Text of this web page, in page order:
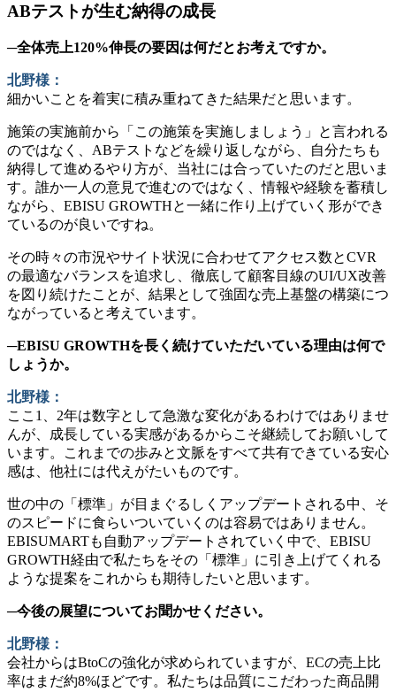
ABテストが生む納得の成長
─全体売上120%伸長の要因は何だとお考えですか。
北野様：
細かいことを着実に積み重ねてきた結果だと思います。
施策の実施前から「この施策を実施しましょう」と言われる
のではなく、ABテストなどを繰り返しながら、自分たちも
納得して進めるやり方が、当社には合っていたのだと思いま
す。誰か一人の意見で進むのではなく、情報や経験を蓄積し
ながら、EBISU GROWTHと一緒に作り上げていく形ができ
ているのが良いですね。
その時々の市況やサイト状況に合わせてアクセス数とCVR
の最適なバランスを追求し、徹底して顧客目線のUI/UX改善
を図り続けたことが、結果として強固な売上基盤の構築につ
ながっていると考えています。
─EBISU GROWTHを長く続けていただいている理由は何で
しょうか。
北野様：
ここ1、2年は数字として急激な変化があるわけではありませ
んが、成長している実感があるからこそ継続してお願いして
います。これまでの歩みと文脈をすべて共有できている安心
感は、他社には代えがたいものです。
世の中の「標準」が目まぐるしくアップデートされる中、そ
のスピードに食らいついていくのは容易ではありません。
EBISUMARTも自動アップデートされていく中で、EBISU
GROWTH経由で私たちをその「標準」に引き上げてくれる
ような提案をこれからも期待したいと思います。
─今後の展望についてお聞かせください。
北野様：
会社からはBtoCの強化が求められていますが、ECの売上比
率はまだ約8%ほどです。私たちは品質にこだわった商品開